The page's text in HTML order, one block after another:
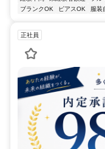
ブランクOK
ピアスOK 服装
正社員